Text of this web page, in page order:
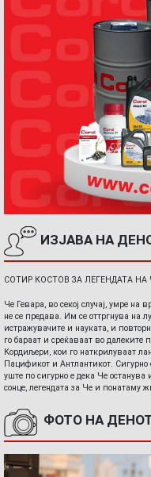
ИЗЈАВА НА
СОТИР КОСТОВ ЗА ЛЕГЕНДАТА НА
Че Гевара, во секој случај, умре на
не се предава. Им се оттргнува на
истражувачите и науката, и
го бараат и среќаваат во
Кордиљери, кои го наткрилуваат
Пацификот и Антлантикот. Сигурно
уште по сигурно е дека Че
сонце, легендата за Че и понатаму
ФОТО НА